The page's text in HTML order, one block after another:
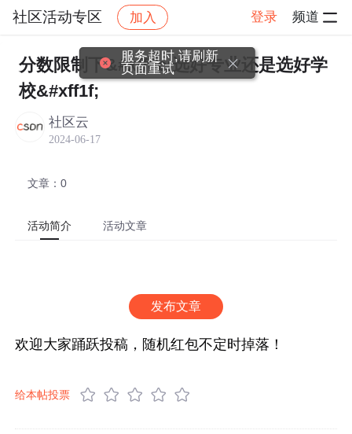
社区活动专区 加入 登录 频道
社区 社区活动专区 热门活动 帖子详情
分数限制下&#xff0c;选好专业还是选好学
校&#xff1f;
社区云
2024-06-17
文章：0
活动简介 活动文章
发布文章
欢迎大家踊跃投稿，随机红包不定时掉落！
给本帖投票
服务超时,请刷新
页面重试